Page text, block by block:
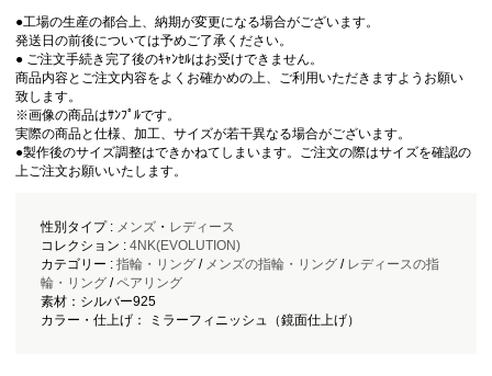
●工場の生産の都合上、納期が変更になる場合がございます。
発送日の前後については予めご了承ください。
● ご注文手続き完了後のｷｬﾝｾﾙはお受けできません。
商品内容とご注文内容をよくお確かめの上、ご利用いただきますようお願い
致します。
※画像の商品はｻﾝﾌﾟﾙです。
実際の商品と仕様、加工、サイズが若干異なる場合がございます。
●製作後のサイズ調整はできかねてしまいます。ご注文の際はサイズを確認の
上ご注文お願いいたします。
性別タイプ : メンズ・ レディース
コレクション : 4NK(EVOLUTION)
カテゴリー : 指輪・リング/ メンズの指輪・リング/ レディースの指
輪・リング/ペアリング
素材：シルバー925
カラー・仕上げ： ミラーフィニッシュ（鏡面仕上げ）